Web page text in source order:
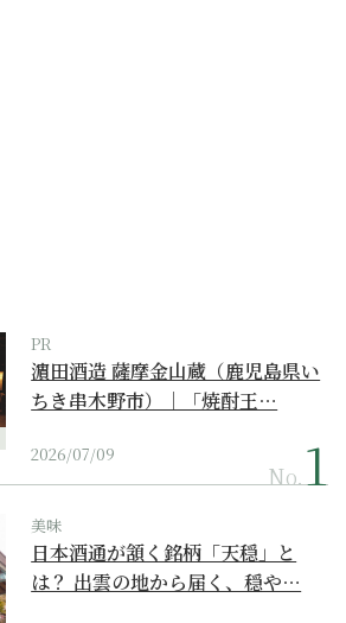
PR
濵田酒造 薩摩金山蔵（鹿児島県い
ちき串木野市）｜「焼酎王…
2026/07/09
No.
美味
日本酒通が頷く銘柄「天穏」と
は？ 出雲の地から届く、穏や…